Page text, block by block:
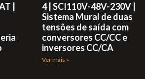
|
4 | SCI110V-48V-230V |
Sistema Mural de duas
tensões de saída com
conversores CC/CC e
inversores CC/CA
Ver mais »